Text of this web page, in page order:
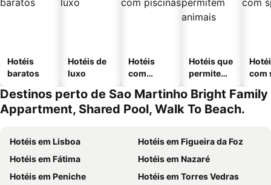
Hotéis
baratos
Hotéis de
luxo
Hotéis
com
Hotéis que
permitem
com
Destinos perto de Sao Martinho Bright Family
Appartment, Shared Pool, Walk To Beach.
Hotéis em Lisboa
Hotéis em Figueira da Foz
Hotéis em Fátima
Hotéis em Nazaré
Hotéis em Peniche
Hotéis em Torres Vedras